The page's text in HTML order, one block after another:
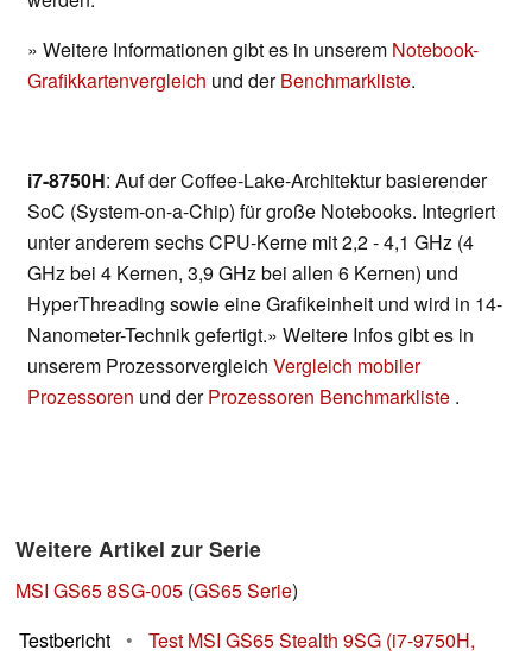
» Weitere Informationen gibt es in unserem Notebook-
Grafikkartenvergleich und derBenchmarkliste.
i7-8750H: Auf der Coffee-Lake-Architektur basierender
SoC (System-on-a-Chip) für große Notebooks. Integriert
unter anderem sechs CPU-Kerne mit 2,2 - 4,1 GHz (4
GHz bei 4 Kernen, 3,9 GHz bei allen 6 Kernen) und
HyperThreading sowie eine Grafikeinheit und wird in 14-
Nanometer-Technik gefertigt.» Weitere Infos gibt es in
unserem Prozessorvergleich Vergleich mobiler
Prozessoren und derProzessoren Benchmarkliste .
Weitere Artikel zur Serie
MSI GS65 8SG-005 (GS65 Serie)
Testbericht
•
Test MSI GS65 Stealth 9SG (i7-9750H,